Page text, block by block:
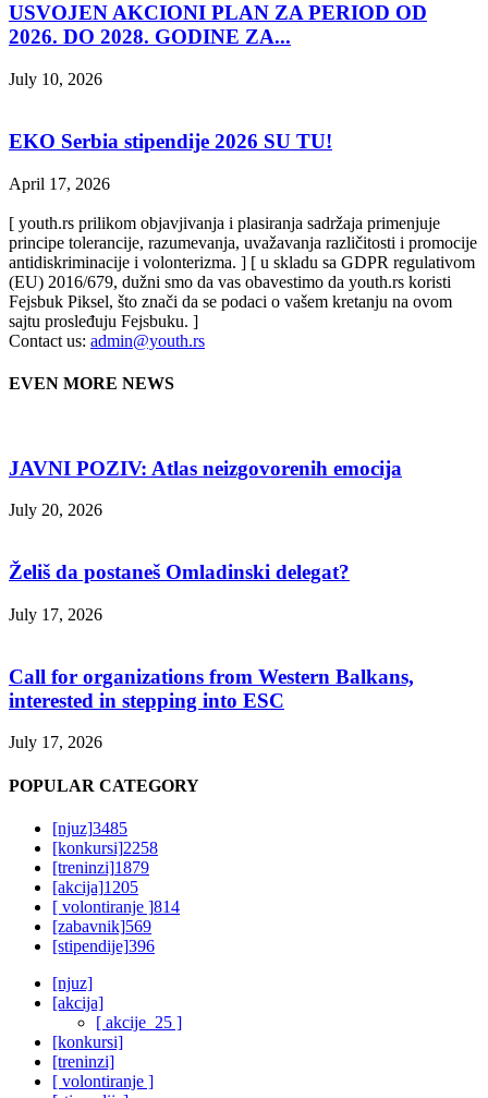
USVOJEN AKCIONI PLAN ZA PERIOD OD
2026. DO 2028. GODINE ZA...
July 10, 2026
EKO Serbia stipendije 2026 SU TU!
April 17, 2026
[ youth.rs prilikom objavjivanja i plasiranja sadržaja primenjuje
principe tolerancije, razumevanja, uvažavanja različitosti i promocije
antidiskriminacije i volonterizma. ] [ u skladu sa GDPR regulativom
(EU) 2016/679, dužni smo da vas obavestimo da youth.rs koristi
Fejsbuk Piksel, što znači da se podaci o vašem kretanju na ovom
sajtu prosleđuju Fejsbuku. ]
Contact us: admin@youth.rs
EVEN MORE NEWS
JAVNI POZIV: Atlas neizgovorenih emocija
July 20, 2026
Želiš da postaneš Omladinski delegat?
July 17, 2026
Call for organizations from Western Balkans,
interested in stepping into ESC
July 17, 2026
POPULAR CATEGORY
[njuz]3485
[konkursi]2258
[treninzi]1879
[akcija]1205
[ volontiranje ]814
[zabavnik]569
[stipendije]396
[njuz]
[akcija]
[ akcije_25 ]
[konkursi]
[treninzi]
[ volontiranje ]